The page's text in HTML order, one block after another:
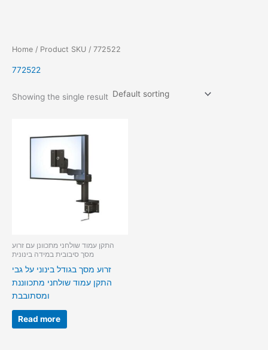
Home / Product SKU / 772522
772522
Showing the single result
התקן עמוד שולחני מתכוונן עם זרוע
מסך סיבובית במידה בינונית
זרוע מסך בגודל בינוני על גבי
התקן עמוד שולחני מתכווננת
ומסתובבת
Read more